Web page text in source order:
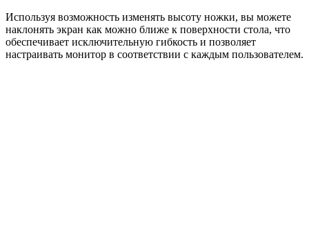
Используя возможность изменять высоту ножки, вы можете
наклонять экран как можно ближе к поверхности стола, что
обеспечивает исключительную гибкость и позволяет
настраивать монитор в соответствии с каждым пользователем.